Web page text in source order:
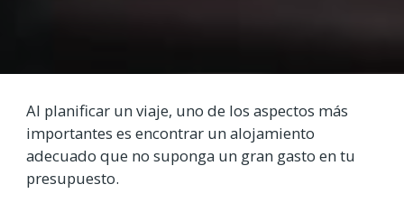
Al planificar un viaje, uno de los aspectos más
importantes es encontrar un alojamiento
adecuado que no suponga un gran gasto en tu
presupuesto.